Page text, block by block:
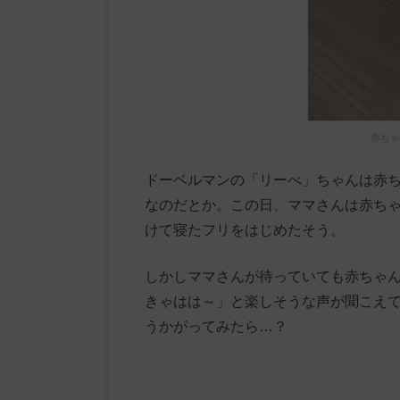
ドーベルマンの「リーべ」ちゃんは赤
なのだとか。この日、ママさんは赤ち
けて寝たフリをはじめたそう。
しかしママさんが待っていても赤ちゃ
きゃはは～」と楽しそうな声が聞こえ
うかがってみたら…？